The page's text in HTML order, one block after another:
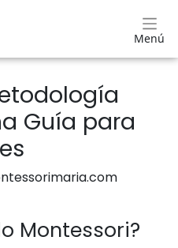
Menú
Guía para
Montessori?